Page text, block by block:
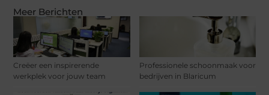
Meer Berichten
Creëer een inspirerende
werkplek voor jouw team
Professionele schoonmaak voor
bedrijven in Blaricum